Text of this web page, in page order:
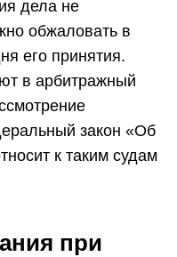
дела не
обжаловать в
его принятия.
в арбитражный
закон «Об
к таким судам
при